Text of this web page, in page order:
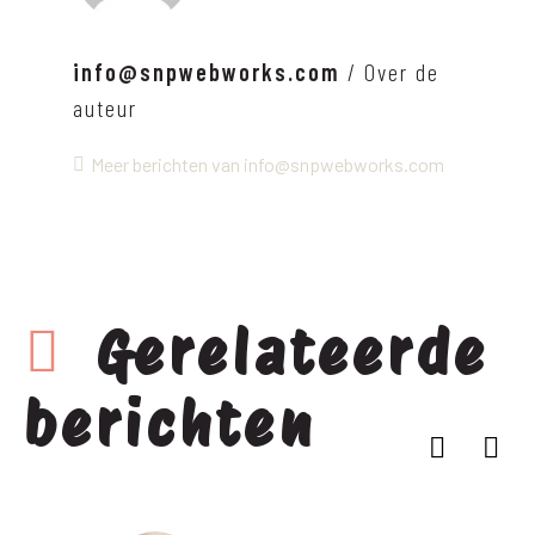
info@snpwebworks.com / Over de
auteur
Meer berichten van info@snpwebworks.com
Gerelateerde
berichten